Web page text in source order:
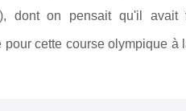
dont on pensait qu'il avait
cette course olympique à